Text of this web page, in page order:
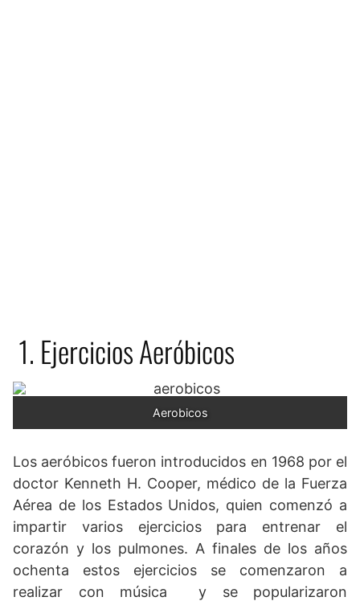
1. Ejercicios Aeróbicos
Aerobicos
Los aeróbicos fueron introducidos en 1968 por el
doctor Kenneth H. Cooper, médico de la Fuerza
Aérea de los Estados Unidos, quien comenzó a
impartir varios ejercicios para entrenar el
corazón y los pulmones. A finales de los años
ochenta estos ejercicios se comenzaron a
realizar con música y se popularizaron